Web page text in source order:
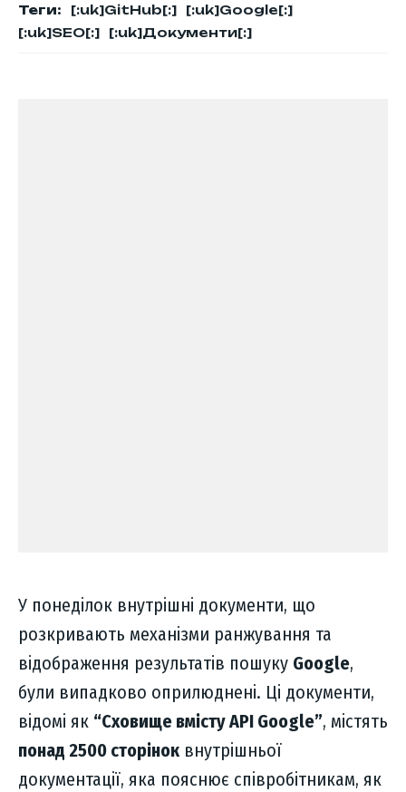
Теги: [:uk]GitHub[:]
[:uk]Google[:]
[:uk]SEO[:]
[:uk]Документи[:]
У понеділок внутрішні документи, що
розкривають механізми ранжування та
відображення результатів пошуку Google,
були випадково оприлюднені. Ці документи,
відомі як “Сховище вмісту API Google”, містять
понад 2500 сторінок внутрішньої
документації, яка пояснює співробітникам, як